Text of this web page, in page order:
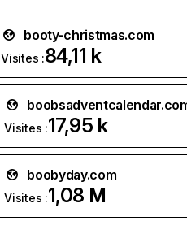
booty-christmas.com
Visites :84,11 k
Visites :17,95 k
boobyday.com
Visites :1,08 M